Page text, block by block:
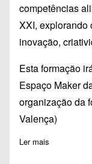
competências
XXI, explorando
inovação,
Esta formação
Espaço Maker
organização da
Valença)
Ler mais